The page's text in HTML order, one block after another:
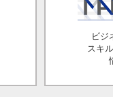
ビジ
スキ